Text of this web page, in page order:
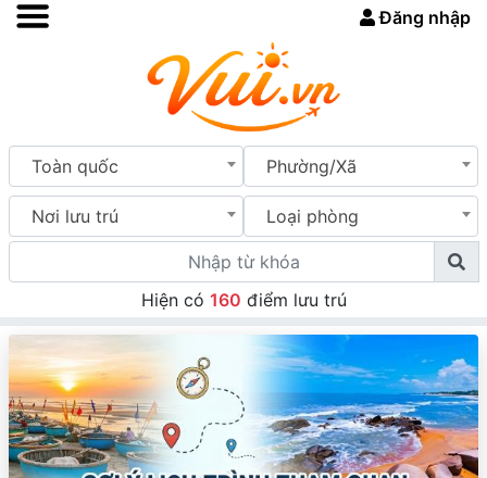
Đăng nhập
Toàn quốc Phường/Xã
Nơi lưu trú Loại phòng
Hiện có 160 điểm lưu trú